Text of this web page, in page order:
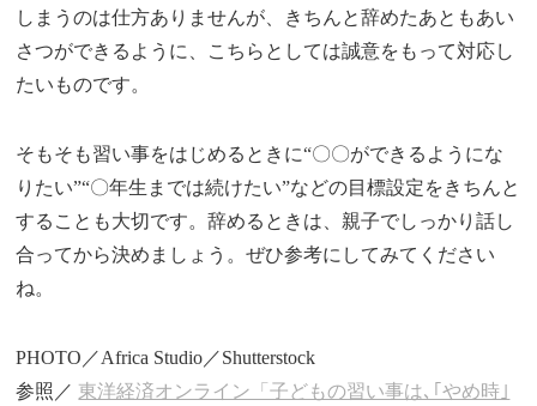
しまうのは仕方ありませんが、きちんと辞めたあともあい
さつができるように、こちらとしては誠意をもって対応し
たいものです。
そもそも習い事をはじめるときに“〇〇ができるようにな
りたい”“〇年生までは続けたい”などの目標設定をきちんと
することも大切です。辞めるときは、親子でしっかり話し
合ってから決めましょう。ぜひ参考にしてみてください
ね。
PHOTO／Africa Studio／Shutterstock
参照／ 東洋経済オンライン「子どもの習い事は､｢やめ時｣